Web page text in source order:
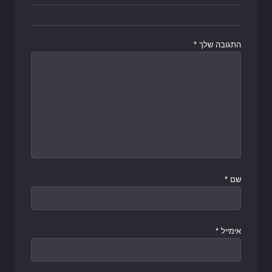
התגובה שלך *
שם *
אימייל *